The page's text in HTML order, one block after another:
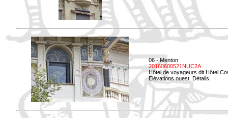
06 - Menton
20160600521NUC2A
Hôtel de voyageurs dit Hôtel
Elévations ouest. Détails.